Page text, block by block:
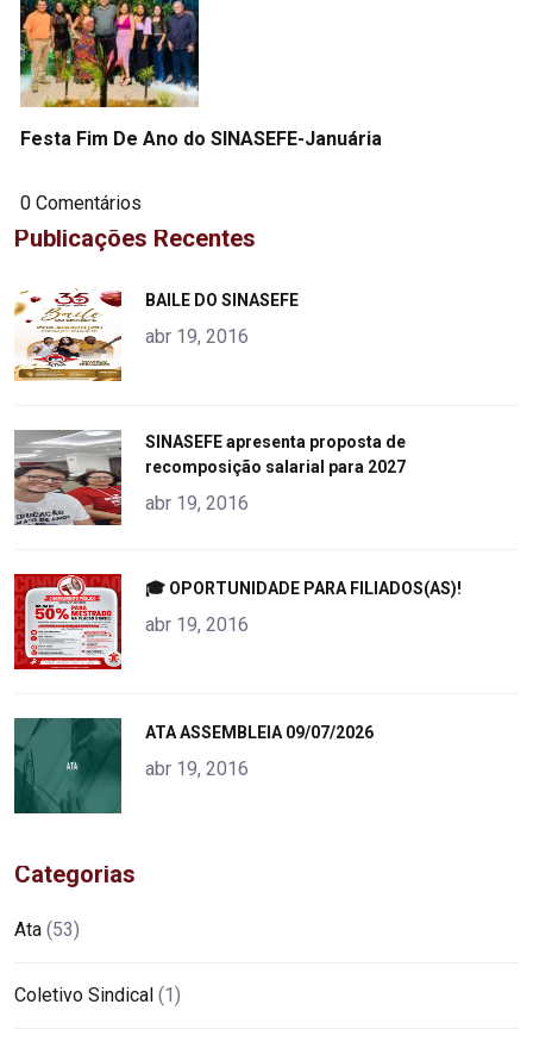
Festa Fim De Ano do SINASEFE-Januária
0 Comentários
Publicações Recentes
alt="product">
BAILE DO SINASEFE
abr 19, 2016
alt="product">
SINASEFE apresenta proposta de
recomposição salarial para 2027
abr 19, 2016
alt="product">
🎓 OPORTUNIDADE PARA FILIADOS(AS)!
abr 19, 2016
alt="product">
ATA ASSEMBLEIA 09/07/2026
abr 19, 2016
Categorias
Ata (53)
Coletivo Sindical (1)